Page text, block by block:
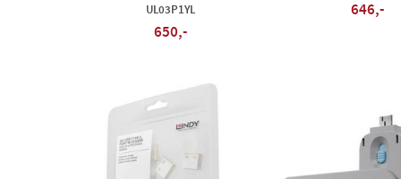
UL03P1YL
650,-
646,-